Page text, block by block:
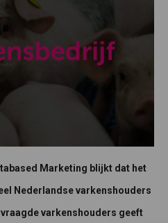
Marketing blijkt dat het
Nederlandse varkenshouders
varkenshouders geeft